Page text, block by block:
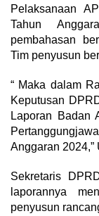
Pelaksanaan
Tahun
pembahasan
Tim penyusun
“ Maka dalam
Keputusan
Laporan Badan
Anggaran 2024,”
Sekretaris
laporannya
penyusun